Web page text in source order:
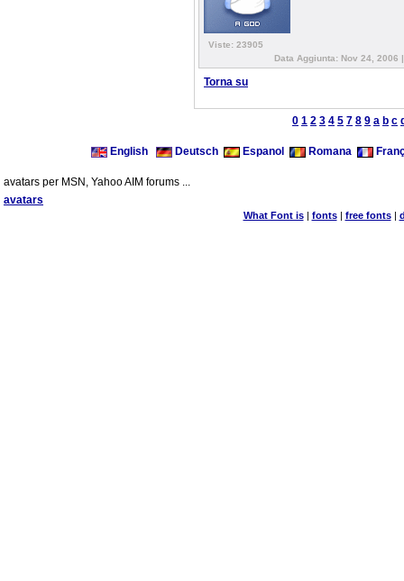
Viste: 23905
Data Aggiunta: Nov 24, 2006
Torna su
0 1 2 3 4 5 7 8 9 a b c
English Deutsch Espanol Romana
avatars per MSN, Yahoo AIM forums ...
avatars
What Font is| fonts| free fonts|